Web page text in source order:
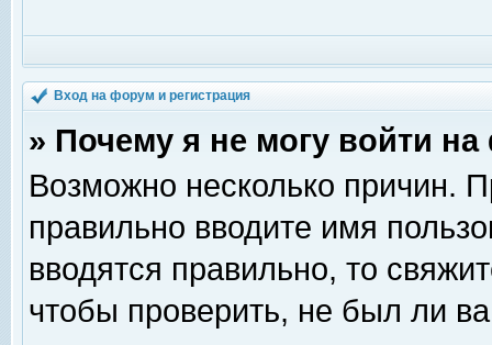
Вход на форум и регистрация
» Почему я не могу войти
Возможно несколько причин.
правильно вводите имя
вводятся правильно, то
чтобы проверить, не был ли